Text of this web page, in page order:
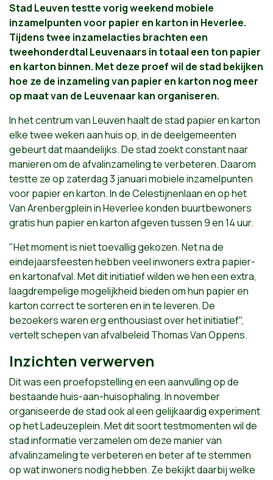
Stad Leuven testte vorig weekend mobiele
inzamelpunten voor papier en karton in Heverlee.
Tijdens twee inzamelacties brachten een
tweehonderdtal Leuvenaars in totaal een ton papier
en karton binnen. Met deze proef wil de stad bekijken
hoe ze de inzameling van papier en karton nog meer
op maat van de Leuvenaar kan organiseren.
In het centrum van Leuven haalt de stad papier en karton
elke twee weken aan huis op, in de deelgemeenten
gebeurt dat maandelijks. De stad zoekt constant naar
manieren om de afvalinzameling te verbeteren. Daarom
testte ze op zaterdag 3 januari mobiele inzamelpunten
voor papier en karton. In de Celestijnenlaan en op het
Van Arenbergplein in Heverlee konden buurtbewoners
gratis hun papier en karton afgeven tussen 9 en 14 uur.
"Het moment is niet toevallig gekozen. Net na de
eindejaarsfeesten hebben veel inwoners extra papier-
en kartonafval. Met dit initiatief wilden we hen een extra,
laagdrempelige mogelijkheid bieden om hun papier en
karton correct te sorteren en in te leveren. De
bezoekers waren erg enthousiast over het initiatief",
vertelt schepen van afvalbeleid Thomas Van Oppens.
Inzichten verwerven
Dit was een proefopstelling en een aanvulling op de
bestaande huis-aan-huisophaling. In november
organiseerde de stad ook al een gelijkaardig experiment
op het Ladeuzeplein. Met dit soort testmomenten wil de
stad informatie verzamelen om deze manier van
afvalinzameling te verbeteren en beter af te stemmen
op wat inwoners nodig hebben. Ze bekijkt daarbij welke